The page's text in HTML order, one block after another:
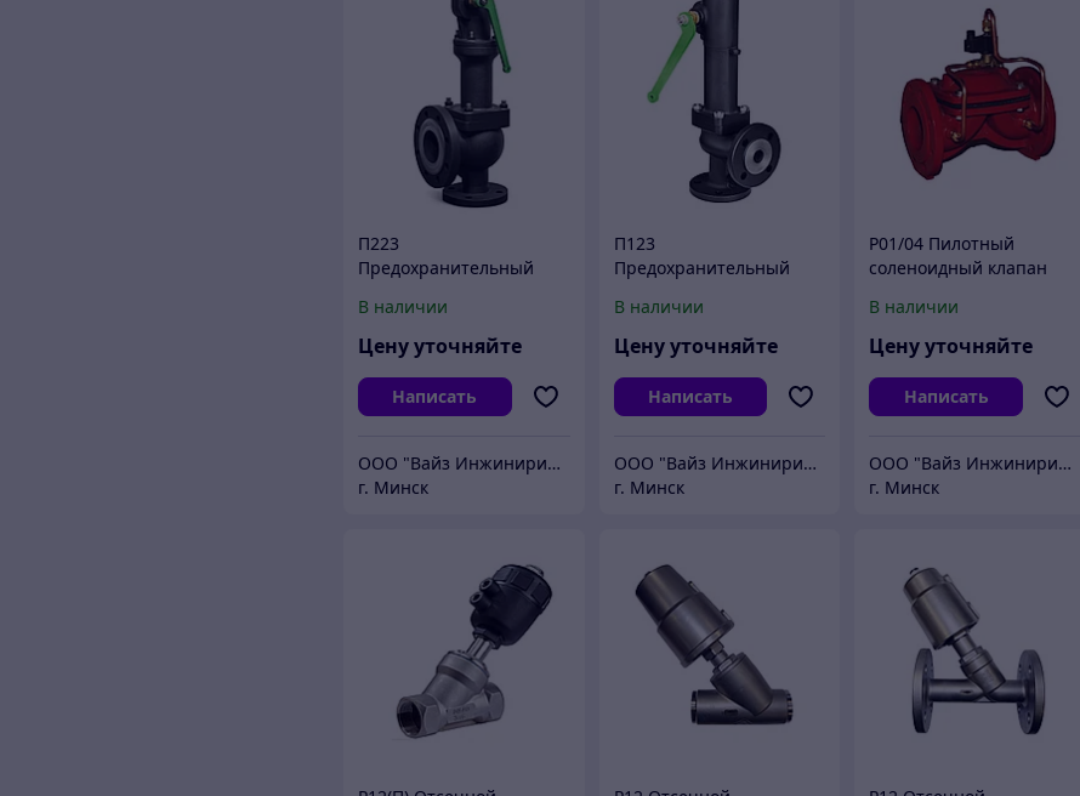
П223
Предохранительный
полноподъемный (Ранее
П02)
В наличии
Цену уточняйте
Написать
ООО "Вайз Инжиниринг"
г. Минск
П123
Предохранительный
пропорциональный
(Ранее П01)
В наличии
Цену уточняйте
Написать
ООО "Вайз Инжиниринг"
г. Минск
Р01/04 Пилотный
соленоидный клапан
В наличии
Цену уточняйте
Написать
ООО "Вайз Инжиниринг"
г. Минск